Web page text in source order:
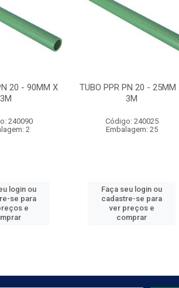
20 - 90MM X
3M
240090
2
login ou
se para
e
TUBO PPR PN 20 - 25MM
3M
Código: 240025
Embalagem: 25
Faça seu login ou
cadastre-se para
ver preços e
comprar